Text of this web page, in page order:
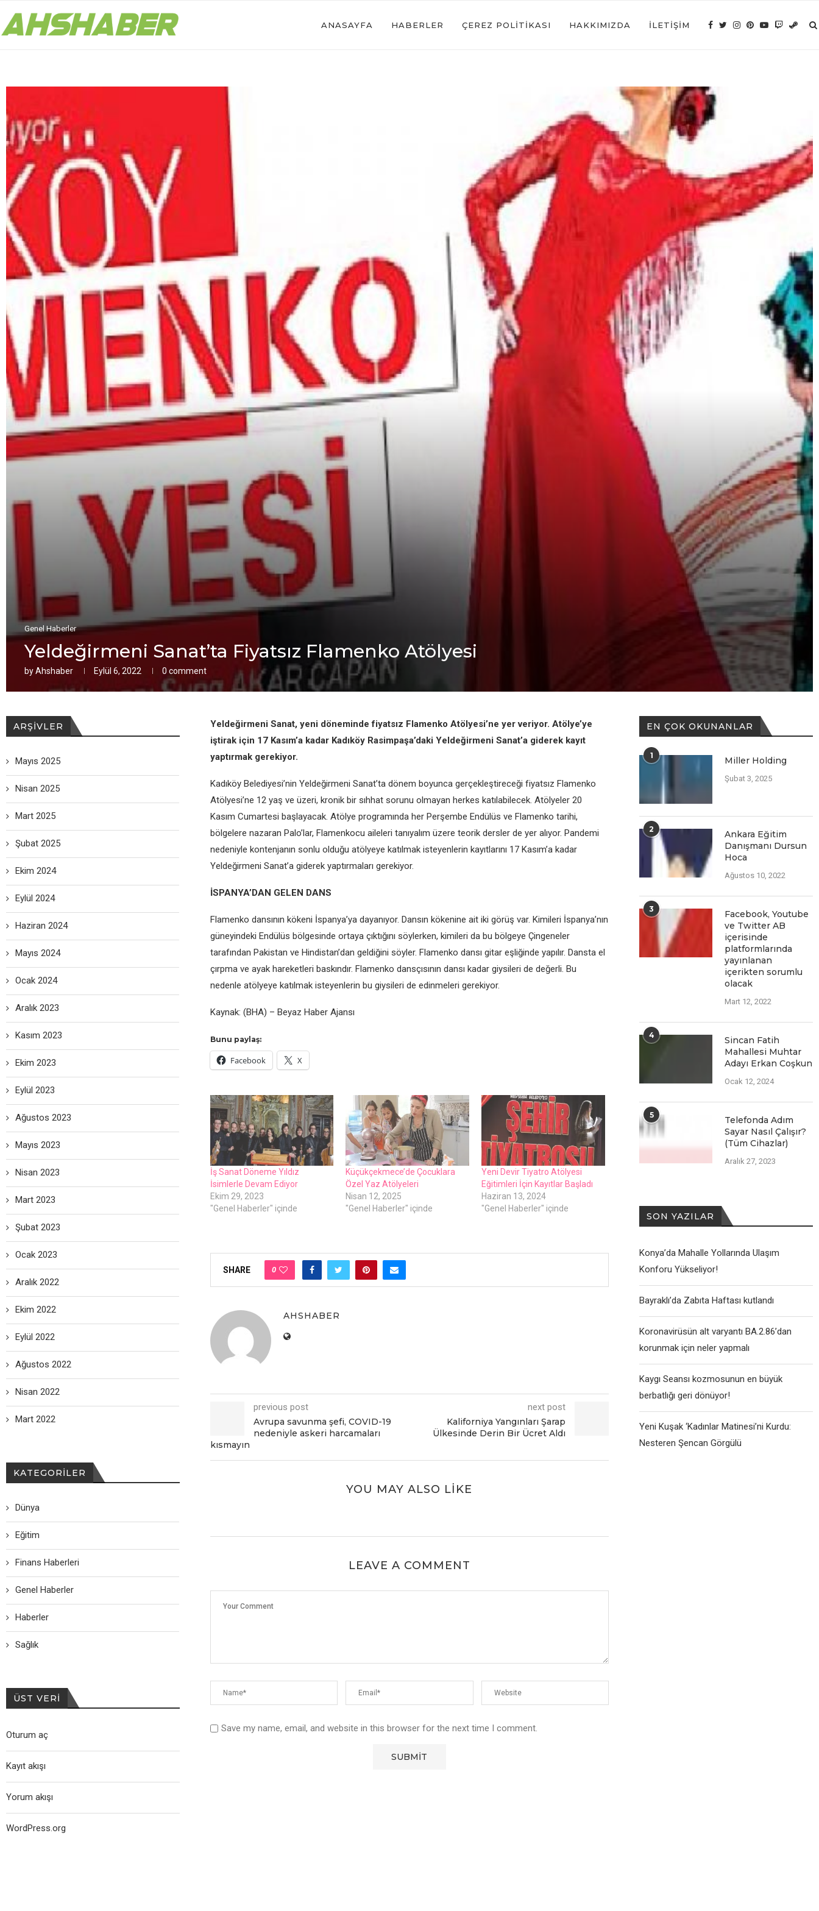
ANASAYFA HABERLER ÇEREZ POLITIKASI HAKKIMIZDA İLETIŞIM
Genel Haberler
Yeldeğirmeni Sanat’ta Fiyatsız Flamenko Atölyesi
byAhshaber Eylül 6, 2022 0 comment
Yeldeğirmeni Sanat, yeni döneminde fiyatsız Flamenko Atölyesi’ne yer veriyor. Atölye’ye
iştirak için 17 Kasım’a kadar Kadıköy Rasimpaşa’daki Yeldeğirmeni Sanat’a giderek kayıt
yaptırmak gerekiyor.
Kadıköy Belediyesi’nin Yeldeğirmeni Sanat’ta dönem boyunca gerçekleştireceği fiyatsız Flamenko
Atölyesi’ne 12 yaş ve üzeri, kronik bir sıhhat sorunu olmayan herkes katılabilecek. Atölyeler 20
Kasım Cumartesi başlayacak. Atölye programında her Perşembe Endülüs ve Flamenko tarihi,
bölgelere nazaran Palo’lar, Flamenkocu aileleri tanıyalım üzere teorik dersler de yer alıyor. Pandemi
nedeniyle kontenjanın sonlu olduğu atölyeye katılmak isteyenlerin kayıtlarını 17 Kasım’a kadar
Yeldeğirmeni Sanat’a giderek yaptırmaları gerekiyor.
İSPANYA’DAN GELEN DANS
Flamenko dansının kökeni İspanya’ya dayanıyor. Dansın kökenine ait iki görüş var. Kimileri İspanya’nın
güneyindeki Endülüs bölgesinde ortaya çıktığını söylerken, kimileri da bu bölgeye Çingeneler
tarafından Pakistan ve Hindistan’dan geldiğini söyler. Flamenko dansı gitar eşliğinde yapılır. Dansta el
çırpma ve ayak hareketleri baskındır. Flamenko dansçısının dansı kadar giysileri de değerli. Bu
nedenle atölyeye katılmak isteyenlerin bu giysileri de edinmeleri gerekiyor.
Kaynak: (BHA) – Beyaz Haber Ajansı
Bunu paylaş:
Facebook X
İş Sanat Döneme Yıldız
İsimlerle Devam Ediyor
Ekim 29, 2023
"Genel Haberler" içinde
Küçükçekmece’de Çocuklara
Özel Yaz Atölyeleri
Nisan 12, 2025
"Genel Haberler" içinde
Yeni Devir Tiyatro Atölyesi
Eğitimleri İçin Kayıtlar Başladı
Haziran 13, 2024
"Genel Haberler" içinde
SHARE 0
AHSHABER
previous post
Avrupa savunma şefi, COVID-19
nedeniyle askeri harcamaları
kısmayın
next post
Kaliforniya Yangınları Şarap
Ülkesinde Derin Bir Ücret Aldı
YOU MAY ALSO LIKE
LEAVE A COMMENT
Save my name, email, and website in this browser for the next time I comment.
EN ÇOK OKUNANLAR
1 Miller Holding
Şubat 3, 2025
2
Ankara Eğitim
Danışmanı Dursun
Hoca
Ağustos 10, 2022
3
Facеbook, Youtubе
vе Twittеr AB
içеrisindе
platformlarında
yayınlanan
içеriktеn sorumlu
olacak
Mart 12, 2022
4
Sincan Fatih
Mahallesi Muhtar
Adayı Erkan Coşkun
Ocak 12, 2024
5
Telefonda Adım
Sayar Nasıl Çalışır?
(Tüm Cihazlar)
Aralık 27, 2023
SON YAZILAR
Konya’da Mahalle Yollarında Ulaşım
Konforu Yükseliyor!
Bayraklı’da Zabıta Haftası kutlandı
Koronavirüsün alt varyantı BA.2.86’dan
korunmak için neler yapmalı
Kaygı Seansı kozmosunun en büyük
berbatlığı geri dönüyor!
Yeni Kuşak ‘Kadınlar Matinesi’ni Kurdu:
Nesteren Şencan Görgülü
ARŞIVLER
Mayıs 2025
Nisan 2025
Mart 2025
Şubat 2025
Ekim 2024
Eylül 2024
Haziran 2024
Mayıs 2024
Ocak 2024
Aralık 2023
Kasım 2023
Ekim 2023
Eylül 2023
Ağustos 2023
Mayıs 2023
Nisan 2023
Mart 2023
Şubat 2023
Ocak 2023
Aralık 2022
Ekim 2022
Eylül 2022
Ağustos 2022
Nisan 2022
Mart 2022
KATEGORILER
Dünya
Eğitim
Finans Haberleri
Genel Haberler
Haberler
Sağlık
ÜST VERI
Oturum aç
Kayıt akışı
Yorum akışı
WordPress.org